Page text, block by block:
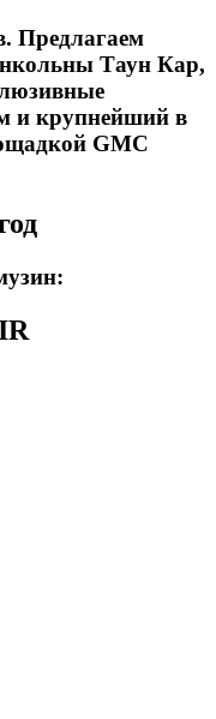
Предлагаем
Таун Кар,
и крупнейший в
GMC